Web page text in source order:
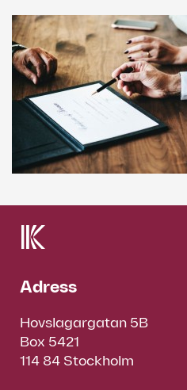
Adress
Hovslagargatan 5B
Box 5421
114 84 Stockholm